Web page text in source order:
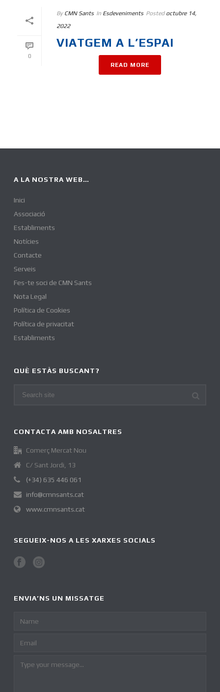
0
By CMN Sants In Esdeveniments Posted octubre 14,
2022
VIATGEM A L’ESPAI
READ MORE
A LA NOSTRA WEB…
Inici
Associació
Establiments
Notícies
Contacte
Serveis
Fes-te soci de CMN Sants
Nota Legal
Política de Cookies
Política de privacitat
Establiments
QUÈ ESTÀS BUSCANT?
CONTACTA AMB NOSALTRES
Comerç Mercat Nou
C/ Sant Jordi, 13
(+34) 635 446 061
info@cmnsants.cat
www.cmnsants.cat
SEGUEIX-NOS A LES XARXES SOCIALS
ENVIA’NS UN MISSATGE